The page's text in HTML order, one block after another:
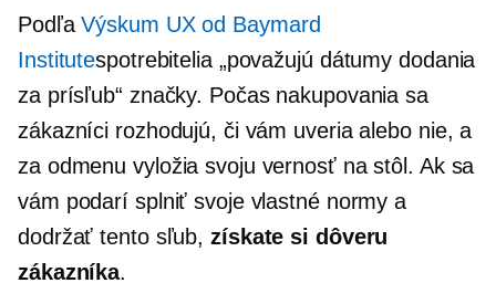
PodľaVýskum UX od Baymard
Institutespotrebitelia „považujú dátumy dodania
za prísľub“ značky. Počas nakupovania sa
zákazníci rozhodujú, či vám uveria alebo nie, a
za odmenu vyložia svoju vernosť na stôl. Ak sa
vám podarí splniť svoje vlastné normy a
dodržať tento sľub, získate si dôveru
zákazníka.